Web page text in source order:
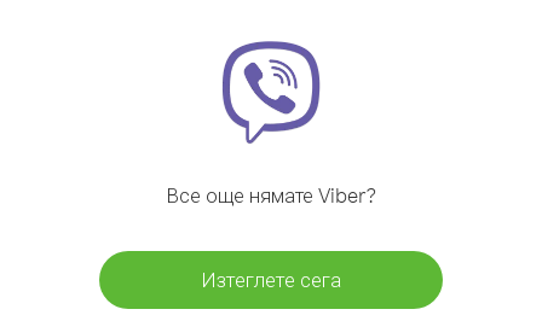
Все още нямате Viber?
Изтеглете сега